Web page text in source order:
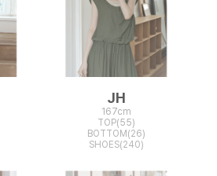
JH
167cm
TOP(55)
BOTTOM(26)
SHOES(240)